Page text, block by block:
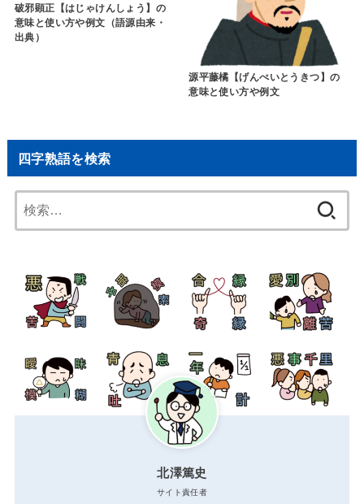
破邪顕正【はじゃけんしょう】の
意味と使い方や例文（語源由来・
出典）
源平藤橘【げんぺいとうきつ】の
意味と使い方や例文
四字熟語を検索
索:
北澤篤史
サイト責任者